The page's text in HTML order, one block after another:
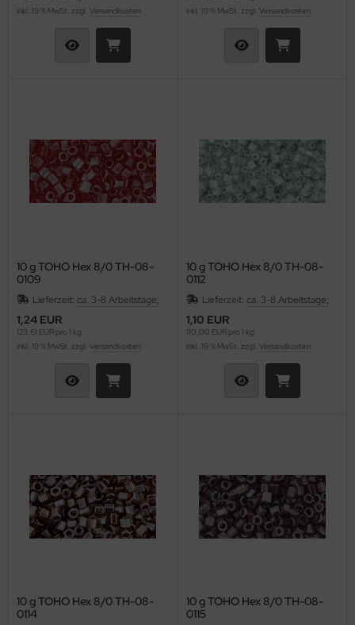
inkl. 19 % MwSt. zzgl. Versandkosten
inkl. 19 % MwSt. zzgl. Versandkosten
10 g TOHO Hex 8/0 TH-08-
0109
Lieferzeit: ca. 3-8 Arbeitstage;
1,24 EUR
123,61 EUR pro 1 kg
inkl. 19 % MwSt. zzgl. Versandkosten
10 g TOHO Hex 8/0 TH-08-
0112
Lieferzeit: ca. 3-8 Arbeitstage;
1,10 EUR
110,00 EUR pro 1 kg
inkl. 19 % MwSt. zzgl. Versandkosten
10 g TOHO Hex 8/0 TH-08-
0114
10 g TOHO Hex 8/0 TH-08-
0115